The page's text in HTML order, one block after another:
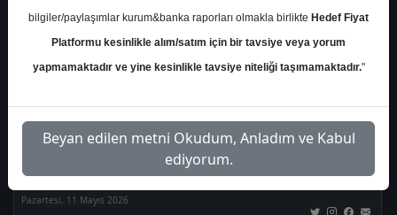
10 1
Paralel
Get.
1
Üstü
Get.
5
Yok
2
1
Pazartesi, 11 Mayıs 2026
bilgiler/paylaşımlar kurum&banka raporları olmakla birlikte Hedef Fiyat
Platformu kesinlikle alım/satım için bir tavsiye veya yorum
yapmamaktadır ve yine kesinlikle tavsiye niteliği taşımamaktadır."
Beyan edilen metni Okudum, Anladım ve Kabul
ediyorum.